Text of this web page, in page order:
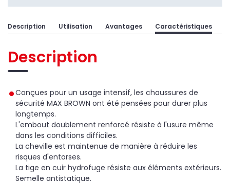
Description Utilisation Avantages Caractéristiques
Description
Conçues pour un usage intensif, les chaussures de
sécurité MAX BROWN ont été pensées pour durer plus
longtemps.
L'embout doublement renforcé résiste à l'usure même
dans les conditions difficiles.
La cheville est maintenue de manière à réduire les
risques d'entorses.
La tige en cuir hydrofuge résiste aux éléments extérieurs.
Semelle antistatique.